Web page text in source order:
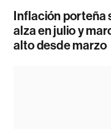
Inflación porteña
alza en julio y
alto desde marzo